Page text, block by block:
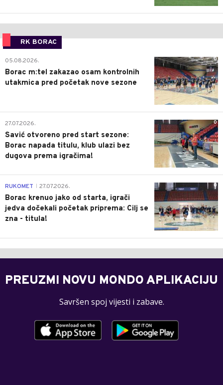
RK BORAC
0
05.08.2026.
Borac m:tel zakazao osam kontrolnih
utakmica pred početak nove sezone
0
27.07.2026.
Savić otvoreno pred start sezone:
Borac napada titulu, klub ulazi bez
dugova prema igračima!
0
RUKOMET 27.07.2026.
Borac krenuo jako od starta, igrači
jedva dočekali početak priprema: Cilj se
zna - titula!
PREUZMI NOVU MONDO APLIKACIJU
Savršen spoj vijesti i zabave.